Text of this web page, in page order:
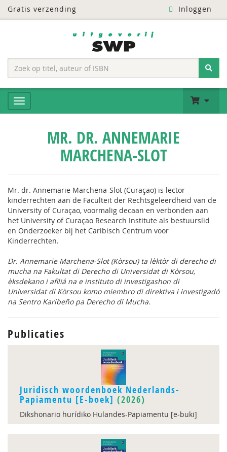
Gratis verzending Inloggen
MR. DR. ANNEMARIE
MARCHENA-SLOT
Mr. dr. Annemarie Marchena-Slot (Curaçao) is lector
kinderrechten aan de Faculteit der Rechtsgeleerdheid van de
University of Curaçao, voormalig decaan en verbonden aan
het University of Curaçao Research Institute als bestuurslid
en Onderzoeker bij het Caribisch Centrum voor
Kinderrechten.
Dr. Annemarie Marchena-Slot (Kòrsou) ta lèktòr di derecho di
mucha na Fakultat di Derecho di Universidat di Kòrsou,
èksdekano i afiliá na e instituto di investigashon di
Universidat di Kòrsou komo miembro di direktiva i investigadó
na Sentro Karibeño pa Derecho di Mucha.
Publicaties
Juridisch woordenboek Nederlands-
Papiamentu [E-boek] (2026)
Dikshonario hurídiko Hulandes-Papiamentu [e-buki]